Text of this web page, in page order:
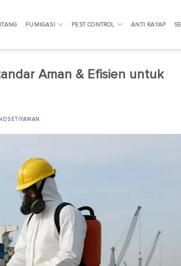
FUMIGASI PEST CONTROL ANTI RAYAP
Aman & Efisien untuk
SETIYAWAN